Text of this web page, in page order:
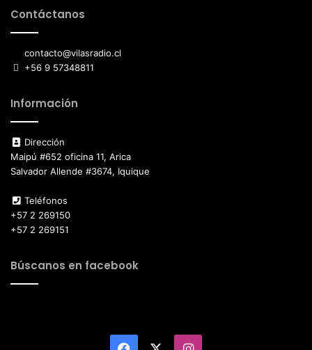
Contáctanos
contacto@vilasradio.cl
+56 9 57348811
Información
Dirección
Maipú #652 oficina 11, Arica
Salvador Allende #3674, Iquique
Teléfonos
+57 2 269150
+57 2 269151
Búscanos en facebook